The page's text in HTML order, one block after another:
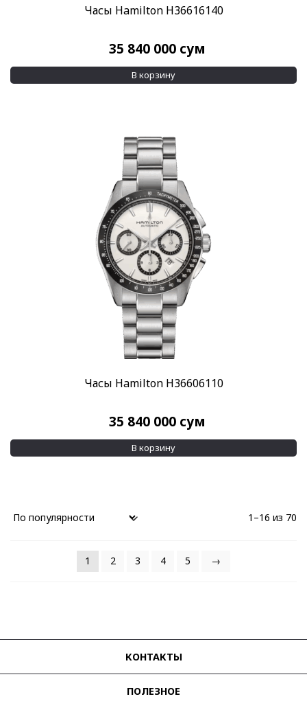
Часы Hamilton H36616140
35 840 000 сум
В корзину
Часы Hamilton H36606110
35 840 000 сум
В корзину
1–16 из 70
1 2 3 4 5 →
КОНТАКТЫ
ПОЛЕЗНОЕ